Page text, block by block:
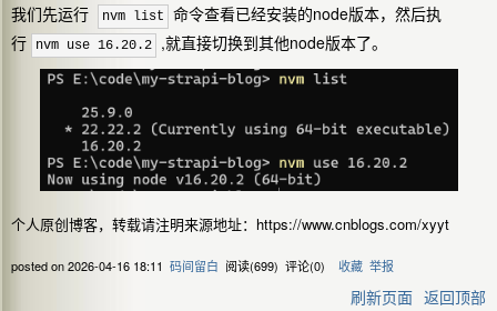
我们先运行
nvm list
命令查看已经安装的node版本，然后执
行
nvm use 16.20.2 ,就直接切换到其他node版本了。
个人原创博客，转载请注明来源地址：https://www.cnblogs.com/xyyt
posted on2026-04-16 18:11 码间留白 阅读(699) 评论(0) 收藏 举报
刷新页面 返回顶部